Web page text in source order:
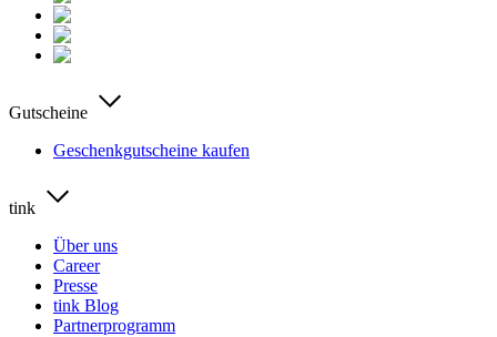
Gutscheine
Geschenkgutscheine kaufen
tink
Über uns
Career
Presse
tink Blog
Partnerprogramm